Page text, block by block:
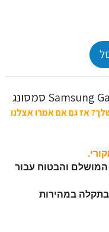
אז גם אם אמרו אצלנו
והבטוח עבור
במהירות